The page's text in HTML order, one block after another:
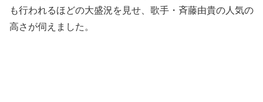
も行われるほどの大盛況を見せ、歌手・斉藤由貴の人気の
高さが伺えました。